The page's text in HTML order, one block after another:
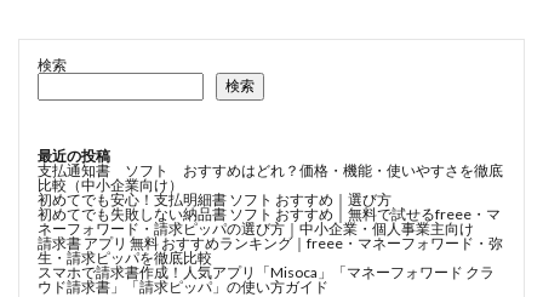
検索
検索
最近の投稿
支払通知書 ソフト おすすめはどれ？価格・機能・使いやすさを徹底
比較（中小企業向け）
初めてでも安心！支払明細書 ソフト おすすめ｜選び方
初めてでも失敗しない納品書 ソフト おすすめ｜無料で試せるfreee・マ
ネーフォワード・請求ピッパの選び方｜中小企業・個人事業主向け
請求書 アプリ 無料 おすすめランキング｜freee・マネーフォワード・弥
生・請求ピッパを徹底比較
スマホで請求書作成！人気アプリ「Misoca」「マネーフォワード クラ
ウド請求書」「請求ピッパ」の使い方ガイド